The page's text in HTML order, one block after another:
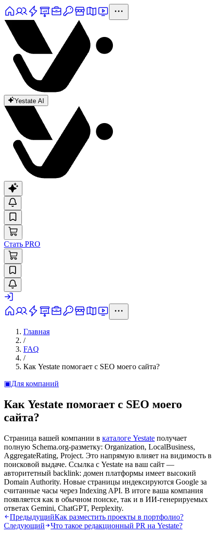
Yestate AI
Стать PRO
Главная
/
FAQ
/
Как Yestate помогает с SEO моего сайта?
▣Для компаний
Как Yestate помогает с SEO моего
сайта?
Страница вашей компании в каталоге Yestate получает
полную Schema.org-разметку: Organization, LocalBusiness,
AggregateRating, Project. Это напрямую влияет на видимость в
поисковой выдаче. Ссылка с Yestate на ваш сайт —
авторитетный backlink: домен платформы имеет высокий
Domain Authority. Новые страницы индексируются Google за
считанные часы через Indexing API. В итоге ваша компания
появляется как в обычном поиске, так и в ИИ-генерируемых
ответах Gemini, ChatGPT, Perplexity.
ПредыдущийКак разместить проекты в портфолио?
Следующий
Что такое редакционный PR на Yestate?